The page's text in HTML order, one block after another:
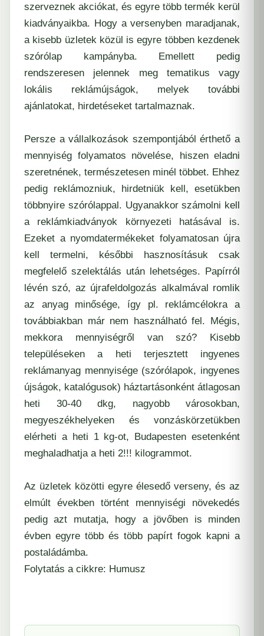
szerveznek akciókat, és egyre több termék kerül
kiadványaikba. Hogy a versenyben maradjanak,
a kisebb üzletek közül is egyre többen kezdenek
szórólap kampányba. Emellett pedig
rendszeresen jelennek meg tematikus vagy
lokális reklámújságok, melyek további
ajánlatokat, hirdetéseket tartalmaznak.
Persze a vállalkozások szempontjából érthető a
mennyiség folyamatos növelése, hiszen eladni
szeretnének, természetesen minél többet. Ehhez
pedig reklámozniuk, hirdetniük kell, esetükben
többnyire szórólappal. Ugyanakkor számolni kell
a reklámkiadványok környezeti hatásával is.
Ezeket a nyomdatermékeket folyamatosan újra
kell termelni, későbbi hasznosításuk csak
megfelelő szelektálás után lehetséges. Papírról
lévén szó, az újrafeldolgozás alkalmával romlik
az anyag minősége, így pl. reklámcélokra a
továbbiakban már nem használható fel. Mégis,
mekkora mennyiségről van szó? Kisebb
településeken a heti terjesztett ingyenes
reklámanyag mennyisége (szórólapok, ingyenes
újságok, katalógusok) háztartásonként átlagosan
heti 30-40 dkg, nagyobb városokban,
megyeszékhelyeken és vonzáskörzetükben
elérheti a heti 1 kg-ot, Budapesten esetenként
meghaladhatja a heti 2!!! kilogrammot.
Az üzletek közötti egyre élesedő verseny, és az
elmúlt években történt mennyiségi növekedés
pedig azt mutatja, hogy a jövőben is minden
évben egyre több és több papírt fogok kapni a
postaládámba.
Folytatás a cikkre: Humusz